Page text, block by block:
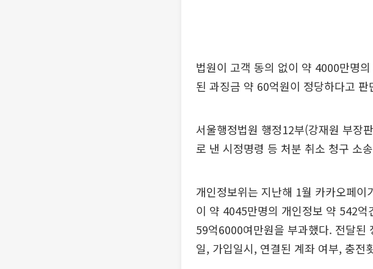
법원이 고객 동의 없이 약 4000만명
된 과징금 약 60억원이 정당하다고 판
서울행정법원 행정12부(강재원 부장
로 낸 시정명령 등 처분 취소 청구 소
개인정보위는 지난해 1월 카카오페
이 약 4045만명의 개인정보 약 542
59억6000여만원을 부과했다. 전달된
일, 가입일시, 연결된 계좌 여부, 충전